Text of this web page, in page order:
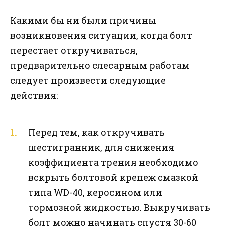
Какими бы ни были причины
возникновения ситуации, когда болт
перестает откручиваться,
предварительно слесарным работам
следует произвести следующие
действия:
Перед тем, как откручивать
шестигранник, для снижения
коэффициента трения необходимо
вскрыть болтовой крепеж смазкой
типа WD-40, керосином или
тормозной жидкостью. Выкручивать
болт можно начинать спустя 30-60